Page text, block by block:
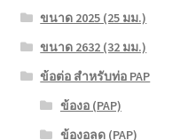
ขนาด 2025 (25 มม.)
ขนาด 2632 (32 มม.)
ข้อต่อ สำหรับท่อ PAP
ข้องอ (PAP)
ข้องอลด (PAP)